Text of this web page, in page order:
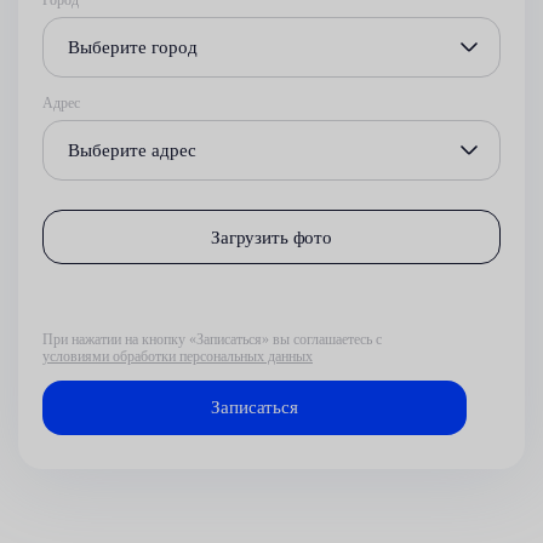
Выберите город
Адрес
Выберите адрес
Загрузить фото
При нажатии на кнопку «Записаться» вы соглашаетесь с
условиями обработки персональных данных